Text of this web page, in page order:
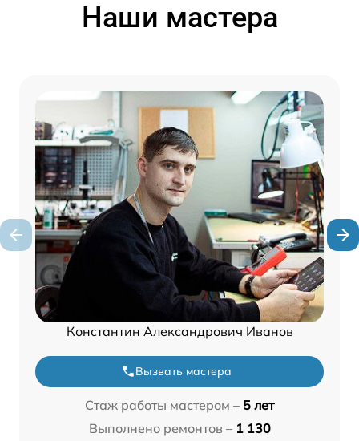
Наши мастера
Константин Александрович Иванов
Вызвать мастера
Стаж работы мастером – 5 лет
Выполнено ремонтов – 1 130